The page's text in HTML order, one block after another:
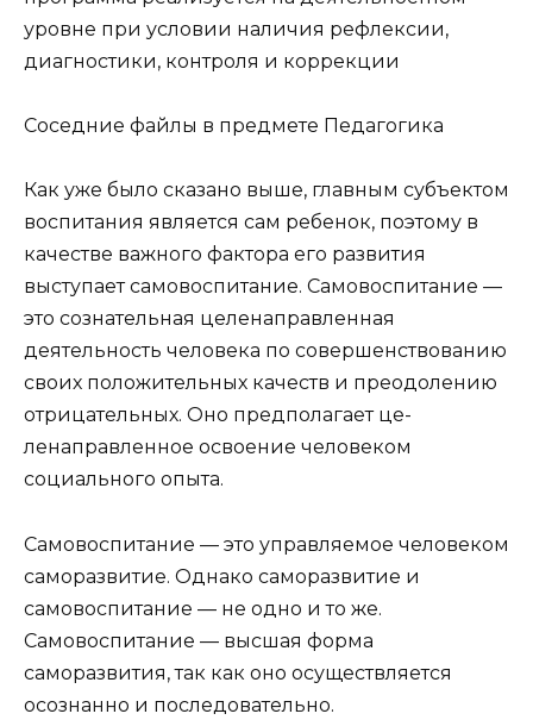
уровне при условии наличия рефлексии,
диагностики, контроля и коррекции
Соседние файлы в предмете Педагогика
Как уже было сказано выше, главным субъектом
воспи­тания является сам ребенок, поэтому в
качестве важного фактора его развития
выступает самовоспитание. Самовос­питание —
это сознательная целенаправленная
деятельность человека по совершенствованию
своих положительных ка­честв и преодолению
отрицательных. Оно предполагает це­
ленаправленное освоение человеком
социального опыта.
Самовоспитание — это управляемое человеком
самораз­витие. Однако саморазвитие и
самовоспитание — не одно и то же.
Самовоспитание — высшая форма
саморазвития, так как оно осуществляется
осознанно и последовательно.